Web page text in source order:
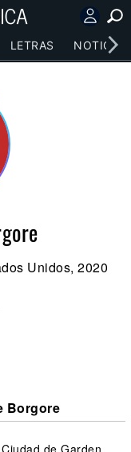
LETRAS NOTICIAS
Unidos, 2020
Borgore
de Garden,